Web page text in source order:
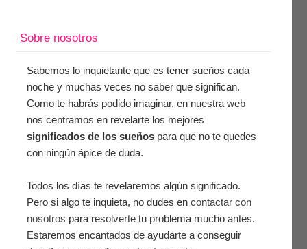
Sobre nosotros
Sabemos lo inquietante que es tener sueños cada
noche y muchas veces no saber que significan.
Como te habrás podido imaginar, en nuestra web
nos centramos en revelarte los mejores
significados de los sueños para que no te quedes
con ningún ápice de duda.
Todos los días te revelaremos algún significado.
Pero si algo te inquieta, no dudes en contactar con
nosotros para resolverte tu problema mucho antes.
Estaremos encantados de ayudarte a conseguir